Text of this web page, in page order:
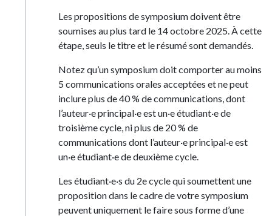
Les propositions de symposium doivent être
soumises au plus tard le 14 octobre 2025. À cette
étape, seuls le titre et le résumé sont demandés.
Notez qu’un symposium doit comporter au moins
5 communications orales acceptées et ne peut
inclure plus de 40 % de communications, dont
l’auteur·e principal·e est un·e étudiant·e de
troisième cycle, ni plus de 20 % de
communications dont l’auteur·e principal·e est
un·e étudiant·e de deuxième cycle.
Les étudiant·e·s du 2e cycle qui soumettent une
proposition dans le cadre de votre symposium
peuvent uniquement le faire sous forme d’une